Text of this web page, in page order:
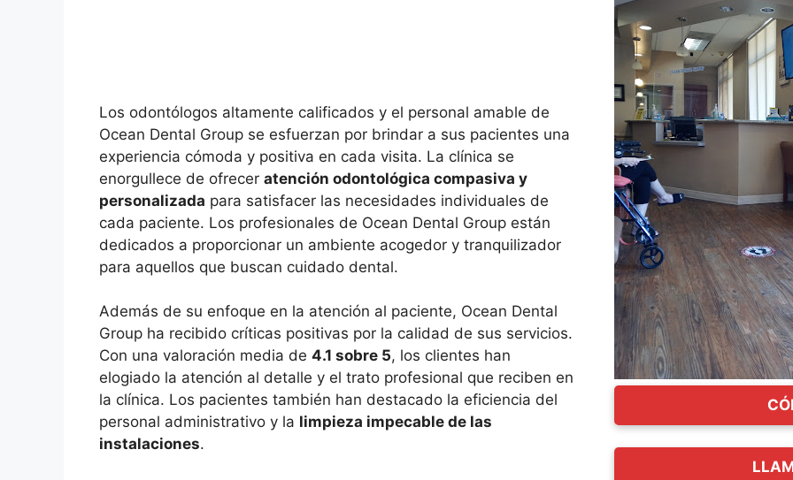
Los odontólogos altamente calificados y el personal amable de
Ocean Dental Group se esfuerzan por brindar a sus pacientes una
experiencia cómoda y positiva en cada visita. La clínica se
enorgullece de ofrecer atención odontológica compasiva y
personalizada para satisfacer las necesidades individuales de
cada paciente. Los profesionales de Ocean Dental Group están
dedicados a proporcionar un ambiente acogedor y tranquilizador
para aquellos que buscan cuidado dental.
Además de su enfoque en la atención al paciente, Ocean Dental
Group ha recibido críticas positivas por la calidad de sus servicios.
Con una valoración media de 4.1 sobre 5, los clientes han
elogiado la atención al detalle y el trato profesional que reciben en
la clínica. Los pacientes también han destacado la eficiencia del
personal administrativo y la limpieza impecable de las
instalaciones.